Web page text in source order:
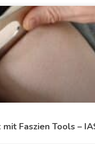
mit Faszien Tools –